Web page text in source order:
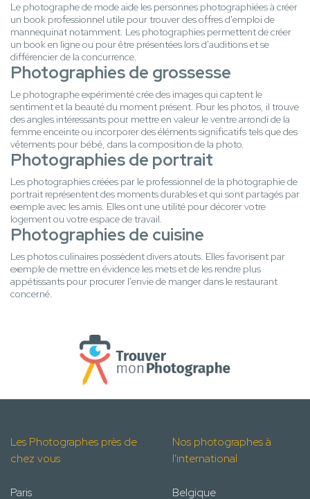
Le photographe de mode aide les personnes photographiées à créer
un book professionnel utile pour trouver des offres d'emploi de
mannequinat notamment. Les photographies permettent de créer
un book en ligne ou pour être présentées lors d'auditions et se
différencier de la concurrence.
Photographies de grossesse
Le photographe expérimenté crée des images qui captent le
sentiment et la beauté du moment présent. Pour les photos, il trouve
des angles intéressants pour mettre en valeur le ventre arrondi de la
femme enceinte ou incorporer des éléments significatifs tels que des
vêtements pour bébé, dans la composition de la photo.
Photographies de portrait
Les photographies créées par le professionnel de la photographie de
portrait représentent des moments durables et qui sont partagés par
exemple avec les amis. Elles ont une utilité pour décorer votre
logement ou votre espace de travail.
Photographies de cuisine
Les photos culinaires possèdent divers atouts. Elles favorisent par
exemple de mettre en évidence les mets et de les rendre plus
appétissants pour procurer l'envie de manger dans le restaurant
concerné.
Les Photographes près de
chez vous
Paris
Nos photographes à
l'international
Belgique